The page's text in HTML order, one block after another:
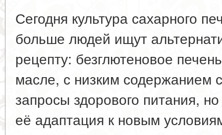
Сегодня культура сахарного
больше людей ищут
рецепту: безглютеновое
масле, с низким содержанием
запросы здорового питания,
её адаптация к новым